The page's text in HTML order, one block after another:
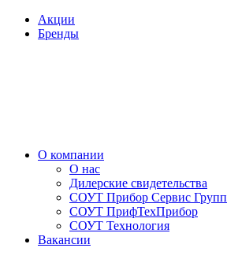
Акции
Бренды
О компании
О нас
Дилерские свидетельства
СОУТ Прибор Сервис Групп
СОУТ ПрифТехПрибор
СОУТ Технология
Вакансии